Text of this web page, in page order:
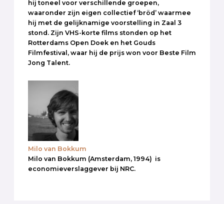
hij toneel voor verschillende groepen,
waaronder zijn eigen collectief ‘bröd’ waarmee
hij met de gelijknamige voorstelling in Zaal 3
stond. Zijn VHS-korte films stonden op het
Rotterdams Open Doek en het Gouds
Filmfestival, waar hij de prijs won voor Beste Film
Jong Talent.
Milo van Bokkum
Milo van Bokkum (Amsterdam, 1994) is
economieverslaggever bij NRC.